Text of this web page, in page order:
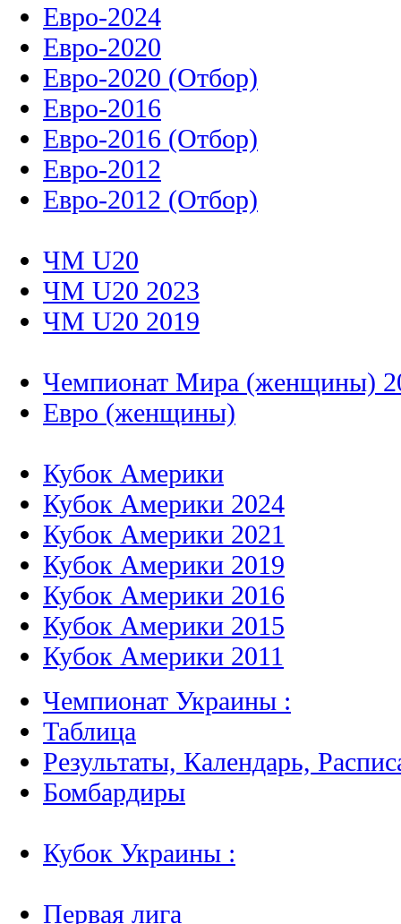
Евро-2024
Евро-2020
Евро-2020 (Отбор)
Евро-2016
Евро-2016 (Отбор)
Евро-2012
Евро-2012 (Отбор)
ЧМ U20
ЧМ U20 2023
ЧМ U20 2019
Чемпионат Мира (женщины)
Евро (женщины)
Кубок Америки
Кубок Америки 2024
Кубок Америки 2021
Кубок Америки 2019
Кубок Америки 2016
Кубок Америки 2015
Кубок Америки 2011
Чемпионат Украины :
Таблица
Результаты, Календарь,
Бомбардиры
Кубок Украины :
Первая лига